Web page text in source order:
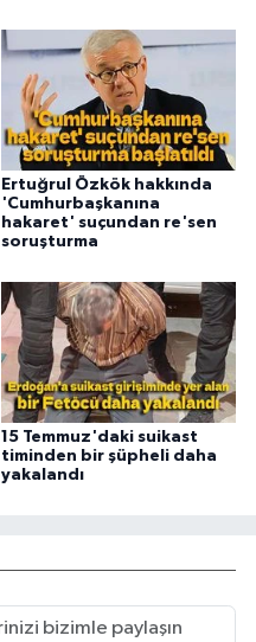
Ertuğrul Özkök hakkında
'Cumhurbaşkanına
hakaret' suçundan re'sen
soruşturma
15 Temmuz'daki suikast
timinden bir şüpheli daha
yakalandı